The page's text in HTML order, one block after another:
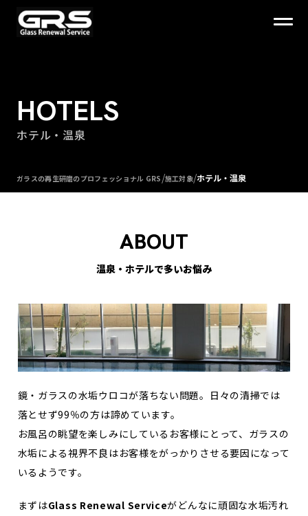
HOTELS
ホテル・温泉
ガラスの再生研磨のプロフェッショナル GRS /施工対象/ホテル・温泉
ABOUT
温泉・ホテルで多いお悩み
鏡・ガラスの水垢ウロコが落ちない問題。日々の清掃では
落とせず99％の方は諦めています。
お風呂の眺望を楽しみにしているお客様にとって、ガラスの
水垢による視界不良はお客様をがっかりさせる要因になって
いるようです。
まずはGlass Renewal Serviceがどんなに頑固な水垢汚れ